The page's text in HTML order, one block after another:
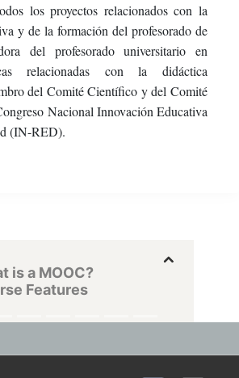
los proyectos relacionados con la
y de la formación del profesorado de
del profesorado universitario en
relacionadas con la didáctica
del Comité Científico y del Comité
Nacional Innovación Educativa
(IN-RED).
is a MOOC?
Features